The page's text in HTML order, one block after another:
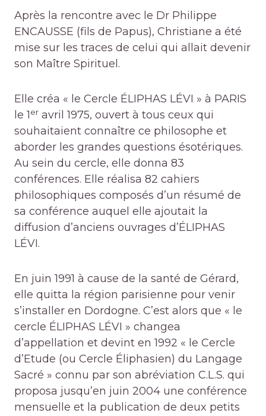
Après la rencontre avec le Dr Philippe
ENCAUSSE (fils de Papus), Christiane a été
mise sur les traces de celui qui allait devenir
son Maître Spirituel.
Elle créa « le Cercle ÉLIPHAS LÉVI » à PARIS
le 1er avril 1975, ouvert à tous ceux qui
souhaitaient connaître ce philosophe et
aborder les grandes questions ésotériques.
Au sein du cercle, elle donna 83
conférences. Elle réalisa 82 cahiers
philosophiques composés d’un résumé de
sa conférence auquel elle ajoutait la
diffusion d’anciens ouvrages d’ÉLIPHAS
LÉVI.
En juin 1991 à cause de la santé de Gérard,
elle quitta la région parisienne pour venir
s’installer en Dordogne. C’est alors que « le
cercle ÉLIPHAS LÉVI » changea
d’appellation et devint en 1992 « le Cercle
d’Etude (ou Cercle Éliphasien) du Langage
Sacré » connu par son abréviation C.L.S. qui
proposa jusqu’en juin 2004 une conférence
mensuelle et la publication de deux petits